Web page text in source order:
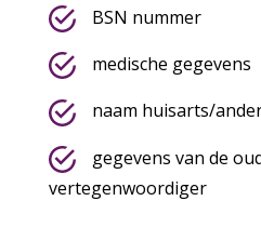
BSN nummer
medische gegevens
naam huisarts/
gegevens van de
vertegenwoordiger